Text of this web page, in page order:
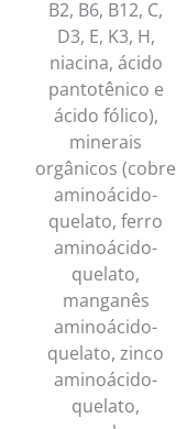
B2, B6, B12, C,
D3, E, K3, H,
niacina, ácido
pantotênico e
ácido fólico),
minerais
orgânicos (cobre
aminoácido-
quelato, ferro
aminoácido-
quelato,
manganês
aminoácido-
quelato, zinco
aminoácido-
quelato,